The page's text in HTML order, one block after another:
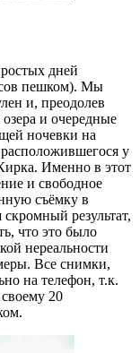
дней
пешком). Мы
и, преодолев
и очередные
ночевки на
расположившегося у
Именно в этот
и свободное
съёмку в
результат,
что это было
нереальности
Все снимки,
на телефон, т.к.
20